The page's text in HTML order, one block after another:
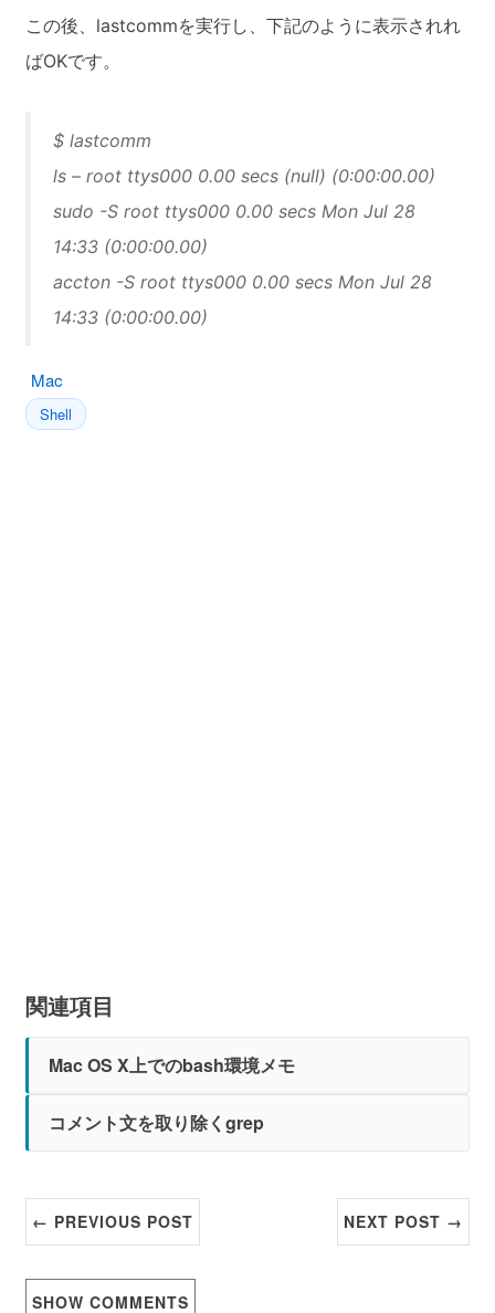
この後、lastcommを実行し、下記のように表示されれ
ばOKです。
$ lastcomm
ls – root ttys000 0.00 secs (null) (0:00:00.00)
sudo -S root ttys000 0.00 secs Mon Jul 28
14:33 (0:00:00.00)
accton -S root ttys000 0.00 secs Mon Jul 28
14:33 (0:00:00.00)
Mac
Shell
関連項目
Mac OS X上でのbash環境メモ
コメント文を取り除くgrep
← PREVIOUS POST NEXT POST →
SHOWCOMMENTS